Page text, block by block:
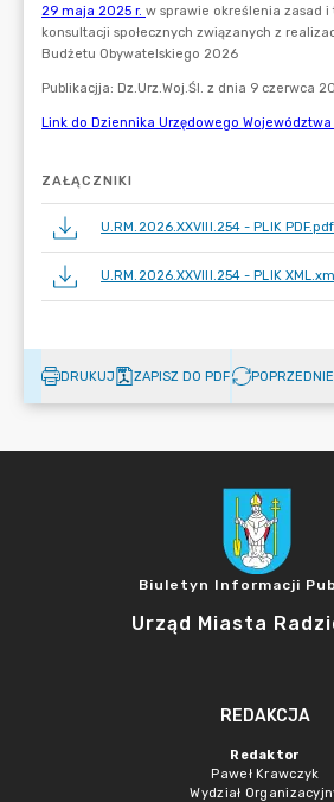
ZAŁĄCZNIKI
U.RM.2026.XXVIII.254 - PLIK PDF.pdf
U.RM.2026.XXVIII.254 - PLIK
DRUKUJ ZAPISZ DO PDF
Biuletyn Informacji
Urząd Miasta
REDAKCJA
Redaktor
Paweł Krawczyk
Wydział